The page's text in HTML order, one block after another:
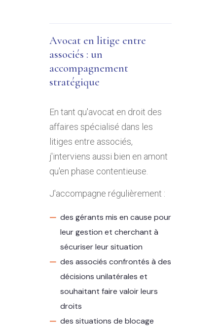
Avocat en litige entre
associés : un
accompagnement
stratégique
En tant qu'avocat en droit des
affaires spécialisé dans les
litiges entre associés,
j'interviens aussi bien en amont
qu'en phase contentieuse.
J'accompagne régulièrement :
des gérants mis en cause pour
leur gestion et cherchant à
sécuriser leur situation
des associés confrontés à des
décisions unilatérales et
souhaitant faire valoir leurs
droits
des situations de blocage